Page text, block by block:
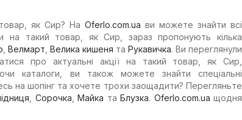
як Сир? На Oferlo.com.ua ви можете знайти всі
на такий товар, як Сир, зараз пропонують кілька
Велмарт Велика кишеня та Рукавичка. Ви переглянули
про актуальні акції на такий товар, як Сир,
каталоги, ви також можете знайти спеціальні
на шопінг та хочете трохи заощадити? Перегляньте
Сорочка Майка та Блузка. Oferlo.com.ua щодня